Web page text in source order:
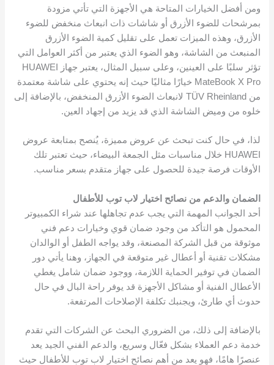
ومن أفضل الخيارات المتاحة هي الأجهزة التي تأتي مزودة
بمرشحات للضوء الأزرق أو شاشات ذات انبعاث منخفض للضوء
الأزرق، وهذه الميزات تعمل على تقليل كمية الضوء الأزرق
المنبعث من الشاشة، وهو الضوء الذي يعتبر من أكثر العوامل التي
تؤثر سلبًا على العينين، وعلى سبيل المثال، يعتبر جهاز HUAWEI
MateBook X Pro خيارًا مثاليًا حيث إنه يحتوي على شاشة معتمدة
من TÜV Rheinland لانبعاث الضوء الأزرق المنخفض، بالإضافة إلى
خلوه من وميض الشاشة الذي قد يزيد من إجهاد العين.
لذا، في حال كنت تبحث عن عروض مميزة، يُنصح بمتابعة عروض
HUAWEI خلال مناسبات مثل الجمعة البيضاء، حيث تعتبر تلك
الأوقات فرصة جيدة للحصول على جهاز متقدم بسعر مناسب.
الضمان والدعم من نصائح اختيار لاب توب للأطفال
أحد الجوانب المهمة التي يجب عدم تجاهلها عند شراء الكمبيوتر
المحمول هو التأكد من وجود ضمان قوي وخيارات دعم فني
موثوقة من قبل الشركة المصنعة، وقد يواجه الطفل أو الوالدان
مشكلات تقنية أو أعطال غير متوقعة في الجهاز، وهنا يأتي دور
الضمان في توفير الحماية اللازمة، ووجود ضمان شامل يغطي
الأعطال الفنية أو مشاكل الأجهزة قد يوفر راحة البال في حال
حدوث أي طارئ، ويجنبك تكلفة الإصلاحات المرتفعة.
بالإضافة إلى ذلك، من الضروري البحث عن الشركات التي تقدم
خدمة دعم العملاء بشكل فعّال وسريع، والدعم الفني الجيد يعد
عنصرًا هامًا، فهو يعد من أهم نصائح اختيار لاب توب للأطفال حيث